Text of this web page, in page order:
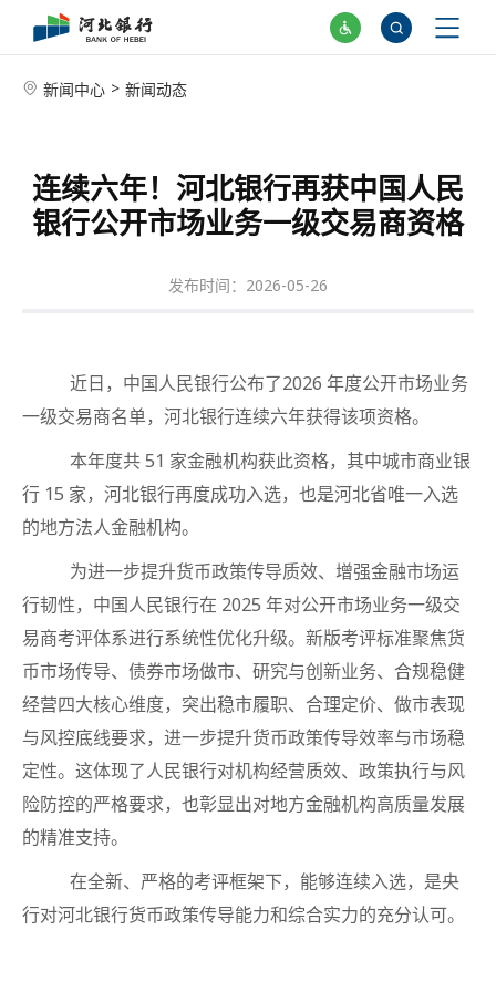
新闻中心 > 新闻动态
连续六年！河北银行再获中国人民
银行公开市场业务一级交易商资格
发布时间：2026-05-26
近日，中国人民银行公布了2026 年度公开市场业务
一级交易商名单，河北银行连续六年获得该项资格。
本年度共 51 家金融机构获此资格，其中城市商业银
行 15 家，河北银行再度成功入选，也是河北省唯一入选
的地方法人金融机构。
为进一步提升货币政策传导质效、增强金融市场运
行韧性，中国人民银行在 2025 年对公开市场业务一级交
易商考评体系进行系统性优化升级。新版考评标准聚焦货
币市场传导、债券市场做市、研究与创新业务、合规稳健
经营四大核心维度，突出稳市履职、合理定价、做市表现
与风控底线要求，进一步提升货币政策传导效率与市场稳
定性。这体现了人民银行对机构经营质效、政策执行与风
险防控的严格要求，也彰显出对地方金融机构高质量发展
的精准支持。
在全新、严格的考评框架下，能够连续入选，是央
行对河北银行货币政策传导能力和综合实力的充分认可。